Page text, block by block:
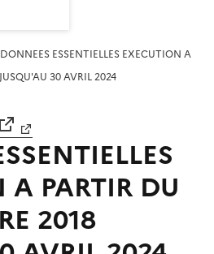
DONNEES ESSENTIELLES EXECUTION A
30 AVRIL 2024
A PARTIR DU
2018